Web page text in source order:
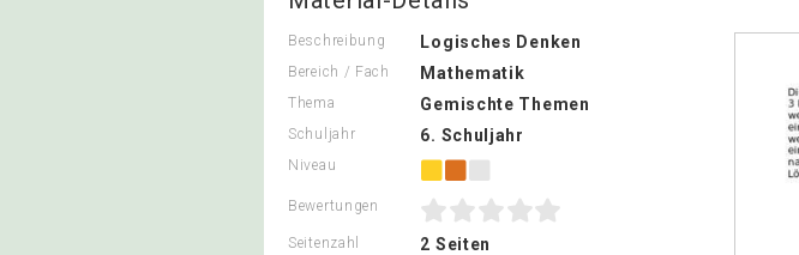
Beschreibung Logisches Denken
Bereich / Fach Mathematik
Thema Gemischte Themen
Schuljahr 6. Schuljahr
Niveau
Bewertungen
Seitenzahl 2 Seiten